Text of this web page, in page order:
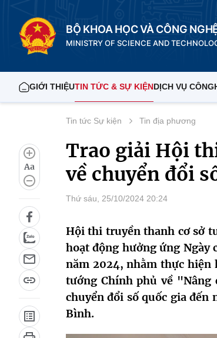
BỘ KHOA HỌC VÀ CÔNG
MINISTRY OF SCIENCE AND
GIỚI THIỆUTIN TỨC & SỰ KIỆNDỊCH VỤ CÔNG
Aa
Tin tức Sự kiện Tin địa phương
Trao giải Hội
về chuyển đổi
Thứ sáu, 25/10/2024 20:24
Hội thi truyền thanh cơ sở
hoạt động hưởng ứng Ngày
năm 2024, nhằm thực hiện
tướng Chính phủ về "Nâng
chuyển đổi số quốc gia
Bình.